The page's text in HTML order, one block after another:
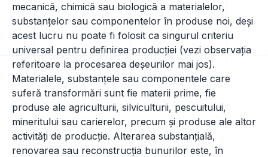
mecanică, chimică sau biologică a materialelor,
substanțelor sau componentelor în produse noi, deși
acest lucru nu poate fi folosit ca singurul criteriu
universal pentru definirea producției (vezi observația
referitoare la procesarea deșeurilor mai jos).
Materialele, substanțele sau componentele care
suferă transformări sunt fie materii prime, fie
produse ale agriculturii, silviculturii, pescuitului,
mineritului sau carierelor, precum și produse ale altor
activități de producție. Alterarea substanțială,
renovarea sau reconstrucția bunurilor este, în